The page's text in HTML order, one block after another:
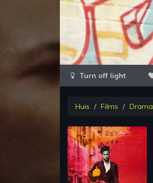
Huis Films Drama